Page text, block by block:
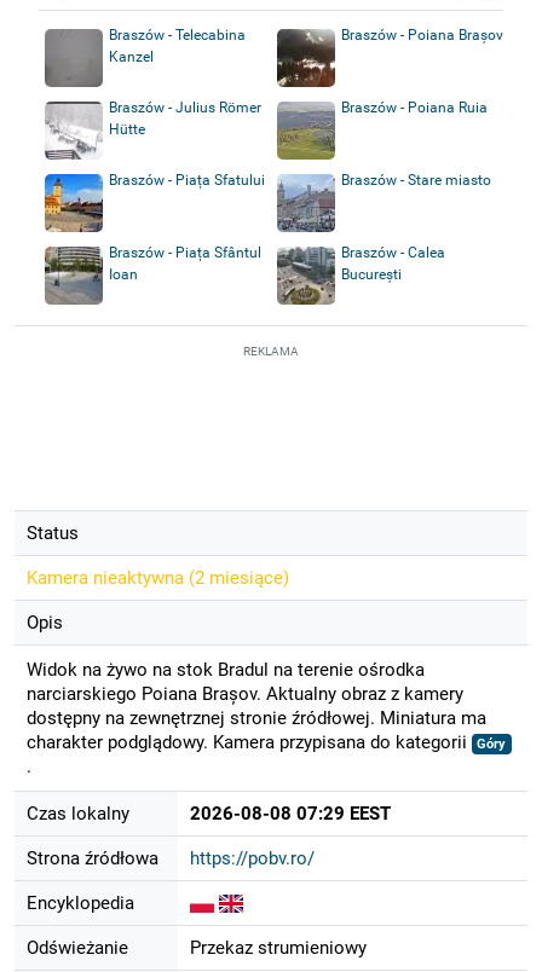
Braszów - Telecabina
Kanzel
Braszów - Poiana Brașov
Braszów - Julius Römer
Hütte
Braszów - Poiana Ruia
Braszów - Piața Sfatului Braszów - Stare miasto
Braszów - Piața Sfântul
Ioan
Braszów - Calea
București
REKLAMA
Status
Kamera nieaktywna (2 miesiące)
Opis
Widok na żywo na stok Bradul na terenie ośrodka
narciarskiego Poiana Brașov. Aktualny obraz z kamery
dostępny na zewnętrznej stronie źródłowej. Miniatura ma
charakter podglądowy. Kamera przypisana do kategorii
Góry
.
Czas lokalny 2026-08-08 07:29 EEST
Strona źródłowa https://pobv.ro/
Encyklopedia
Odświeżanie Przekaz strumieniowy